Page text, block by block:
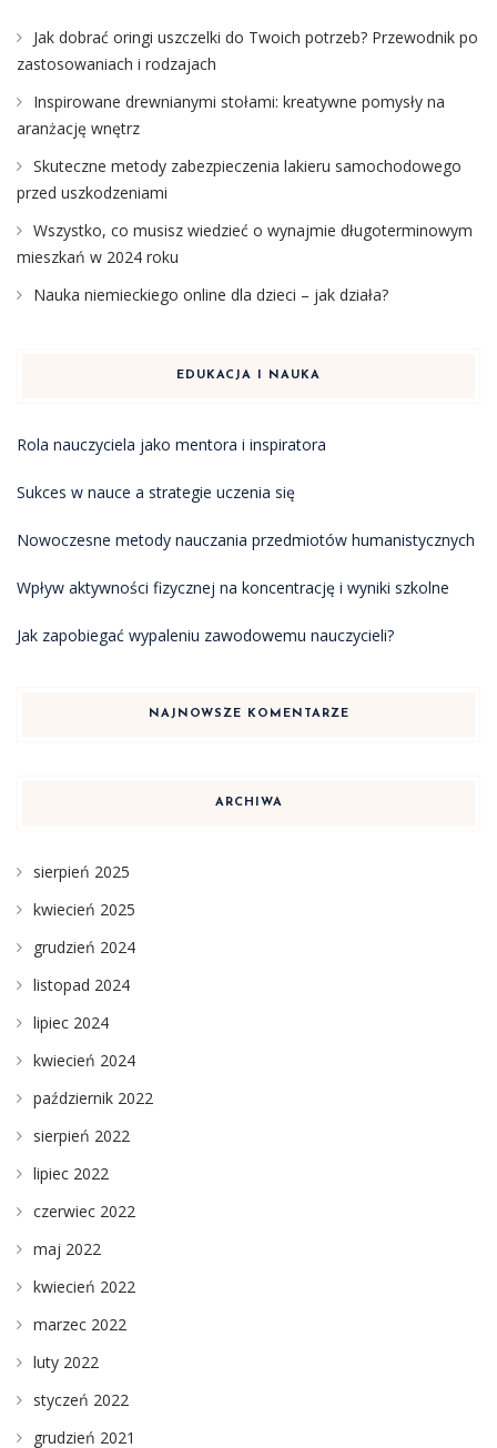
Jak dobrać oringi uszczelki do Twoich potrzeb? Przewodnik po
zastosowaniach i rodzajach
Inspirowane drewnianymi stołami: kreatywne pomysły na
aranżację wnętrz
Skuteczne metody zabezpieczenia lakieru samochodowego
przed uszkodzeniami
Wszystko, co musisz wiedzieć o wynajmie długoterminowym
mieszkań w 2024 roku
Nauka niemieckiego online dla dzieci – jak działa?
EDUKACJA I NAUKA
Rola nauczyciela jako mentora i inspiratora
Sukces w nauce a strategie uczenia się
Nowoczesne metody nauczania przedmiotów humanistycznych
Wpływ aktywności fizycznej na koncentrację i wyniki szkolne
Jak zapobiegać wypaleniu zawodowemu nauczycieli?
NAJNOWSZE KOMENTARZE
ARCHIWA
sierpień 2025
kwiecień 2025
grudzień 2024
listopad 2024
lipiec 2024
kwiecień 2024
październik 2022
sierpień 2022
lipiec 2022
czerwiec 2022
maj 2022
kwiecień 2022
marzec 2022
luty 2022
styczeń 2022
grudzień 2021